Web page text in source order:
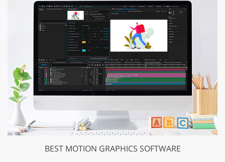
BEST MOTION GRAPHICS SOFTWARE